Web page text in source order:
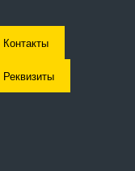
Контакты
Реквизиты